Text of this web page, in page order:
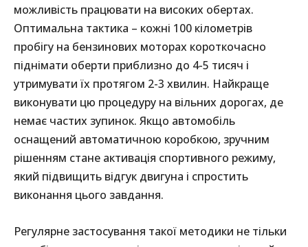
можливість працювати на високих обертах.
Оптимальна тактика – кожні 100 кілометрів
пробігу на бензинових моторах короткочасно
піднімати оберти приблизно до 4-5 тисяч і
утримувати їх протягом 2-3 хвилин. Найкраще
виконувати цю процедуру на вільних дорогах, де
немає частих зупинок. Якщо автомобіль
оснащений автоматичною коробкою, зручним
рішенням стане активація спортивного режиму,
який підвищить відгук двигуна і спростить
виконання цього завдання.
Регулярне застосування такої методики не тільки